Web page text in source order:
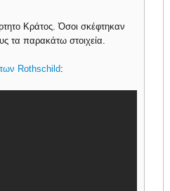
Κράτος. Όσοι σκέφτηκαν
τα παρακάτω στοιχεία.
Rothschild: